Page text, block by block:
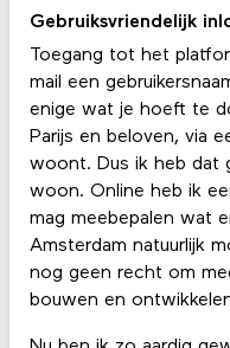
Gebruiksvriendelijk
Toegang tot het
mail een
enige wat je hoeft te
Parijs en beloven, via
woont. Dus ik heb dat
woon. Online heb ik
mag meebepalen wat
Amsterdam natuurlijk
nog geen recht om
bouwen en